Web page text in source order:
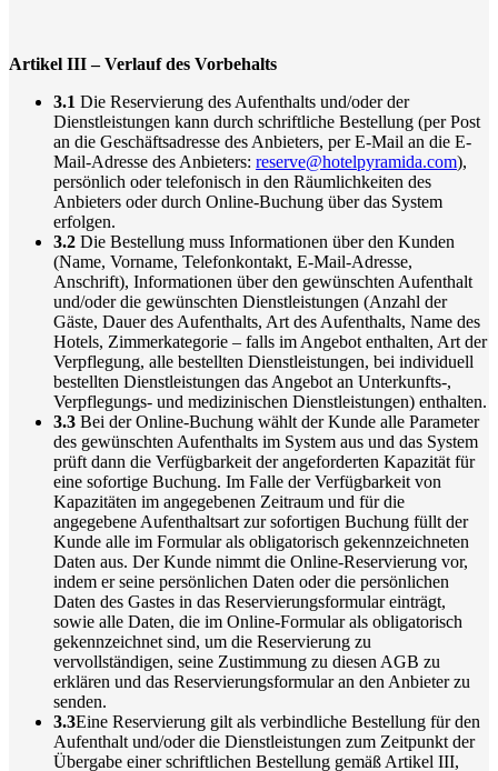
Artikel III – Verlauf des Vorbehalts
3.1 Die Reservierung des Aufenthalts und/oder der
Dienstleistungen kann durch schriftliche Bestellung (per Post
an die Geschäftsadresse des Anbieters, per E-Mail an die E-
Mail-Adresse des Anbieters: reserve@hotelpyramida.com),
persönlich oder telefonisch in den Räumlichkeiten des
Anbieters oder durch Online-Buchung über das System
erfolgen.
3.2 Die Bestellung muss Informationen über den Kunden
(Name, Vorname, Telefonkontakt, E-Mail-Adresse,
Anschrift), Informationen über den gewünschten Aufenthalt
und/oder die gewünschten Dienstleistungen (Anzahl der
Gäste, Dauer des Aufenthalts, Art des Aufenthalts, Name des
Hotels, Zimmerkategorie – falls im Angebot enthalten, Art der
Verpflegung, alle bestellten Dienstleistungen, bei individuell
bestellten Dienstleistungen das Angebot an Unterkunfts-,
Verpflegungs- und medizinischen Dienstleistungen) enthalten.
3.3 Bei der Online-Buchung wählt der Kunde alle Parameter
des gewünschten Aufenthalts im System aus und das System
prüft dann die Verfügbarkeit der angeforderten Kapazität für
eine sofortige Buchung. Im Falle der Verfügbarkeit von
Kapazitäten im angegebenen Zeitraum und für die
angegebene Aufenthaltsart zur sofortigen Buchung füllt der
Kunde alle im Formular als obligatorisch gekennzeichneten
Daten aus. Der Kunde nimmt die Online-Reservierung vor,
indem er seine persönlichen Daten oder die persönlichen
Daten des Gastes in das Reservierungsformular einträgt,
sowie alle Daten, die im Online-Formular als obligatorisch
gekennzeichnet sind, um die Reservierung zu
vervollständigen, seine Zustimmung zu diesen AGB zu
erklären und das Reservierungsformular an den Anbieter zu
senden.
3.3Eine Reservierung gilt als verbindliche Bestellung für den
Aufenthalt und/oder die Dienstleistungen zum Zeitpunkt der
Übergabe einer schriftlichen Bestellung gemäß Artikel III,